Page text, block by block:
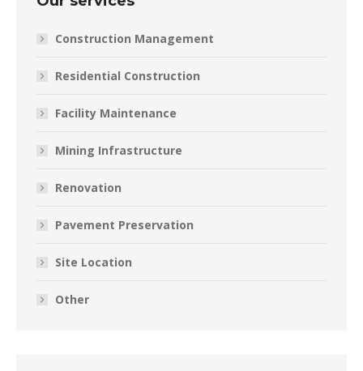
Construction Management
Residential Construction
Facility Maintenance
Mining Infrastructure
Renovation
Pavement Preservation
Site Location
Other